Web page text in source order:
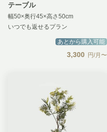
テーブル
幅50×奥行45×高さ50cm
いつでも返せるプラン
あとから購入可能
3,300 円/月〜